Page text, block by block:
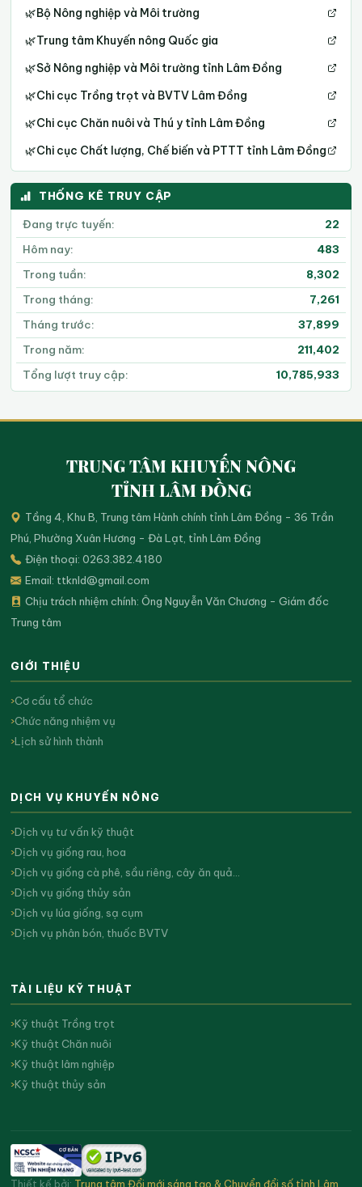
🌿Bộ Nông nghiệp và Môi trường
🌿Trung tâm Khuyến nông Quốc gia
🌿Sở Nông nghiệp và Môi trường tỉnh Lâm Đồng
🌿Chi cục Trồng trọt và BVTV Lâm Đồng
🌿Chi cục Chăn nuôi và Thú y tỉnh Lâm Đồng
🌿Chi cục Chất lượng, Chế biến và PTTT tỉnh Lâm Đồng
THỐNG KÊ TRUY CẬP
Đang trực tuyến:
22
Hôm nay:
483
Trong tuần:
8,302
Trong tháng:
7,261
Tháng trước:
37,899
Trong năm:
211,402
Tổng lượt truy cập:
10,785,933
TRUNG TÂM KHUYẾN NÔNG
TỈNH LÂM ĐỒNG
Tầng 4, Khu B, Trung tâm Hành chính tỉnh Lâm Đồng - 36 Trần
Phú, Phường Xuân Hương - Đà Lạt, tỉnh Lâm Đồng
Điện thoại: 0263.382.4180
Email: ttknld@gmail.com
Chịu trách nhiệm chính: Ông Nguyễn Văn Chương - Giám đốc
Trung tâm
GIỚI THIỆU
Cơ cấu tổ chức
Chức năng nhiệm vụ
Lịch sử hình thành
DỊCH VỤ KHUYẾN NÔNG
Dịch vụ tư vấn kỹ thuật
Dịch vụ giống rau, hoa
Dịch vụ giống cà phê, sầu riêng, cây ăn quả…
Dịch vụ giống thủy sản
Dịch vụ lúa giống, sạ cụm
Dịch vụ phân bón, thuốc BVTV
TÀI LIỆU KỸ THUẬT
Kỹ thuật Trồng trọt
Kỹ thuật Chăn nuôi
Kỹ thuật lâm nghiệp
Kỹ thuật thủy sản
Thiết kế bởi: Trung tâm Đổi mới sáng tạo & Chuyển đổi số tỉnh Lâm